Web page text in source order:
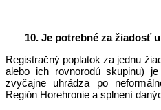
10. Je potrebné za žiadosť
Registračný poplatok za jednu
alebo ich rovnorodú skupinu)
zvyčajne uhrádza po
Región Horehronie a splnení